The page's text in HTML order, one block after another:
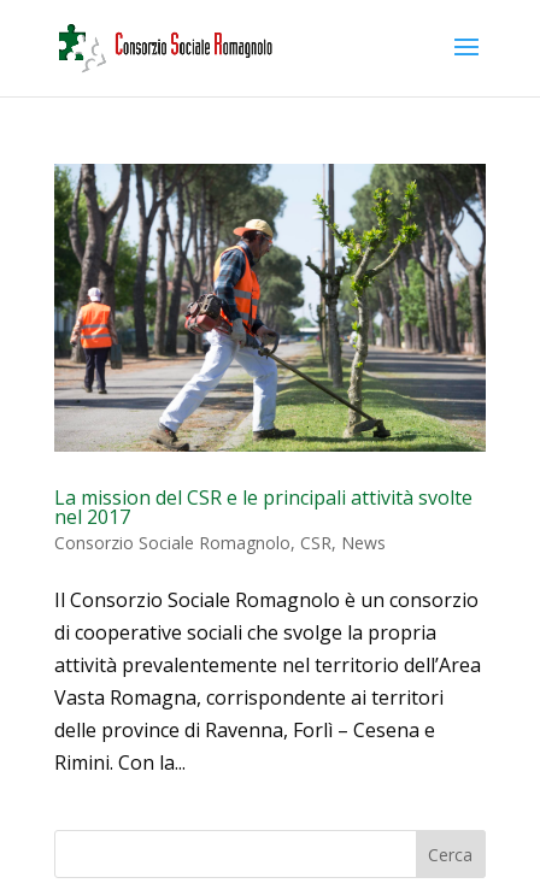
La mission del CSR e le principali attività svolte
nel 2017
Consorzio Sociale Romagnolo, CSR, News
Il Consorzio Sociale Romagnolo è un consorzio
di cooperative sociali che svolge la propria
attività prevalentemente nel territorio dell’Area
Vasta Romagna, corrispondente ai territori
delle province di Ravenna, Forlì – Cesena e
Rimini. Con la...